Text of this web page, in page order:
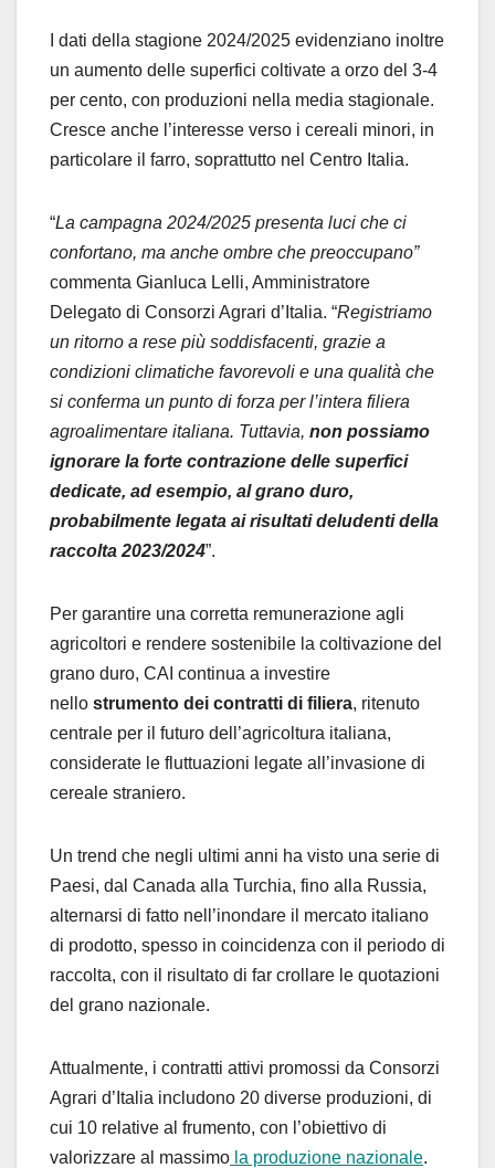
I dati della stagione 2024/2025 evidenziano inoltre
un aumento delle superfici coltivate a orzo del 3-4
per cento, con produzioni nella media stagionale.
Cresce anche l’interesse verso i cereali minori, in
particolare il farro, soprattutto nel Centro Italia.
“La campagna 2024/2025 presenta luci che ci
confortano, ma anche ombre che preoccupano”
commenta Gianluca Lelli, Amministratore
Delegato di Consorzi Agrari d’Italia. “Registriamo
un ritorno a rese più soddisfacenti, grazie a
condizioni climatiche favorevoli e una qualità che
si conferma un punto di forza per l’intera filiera
agroalimentare italiana. Tuttavia, non possiamo
ignorare la forte contrazione delle superfici
dedicate, ad esempio, al grano duro,
probabilmente legata ai risultati deludenti della
raccolta 2023/2024”.
Per garantire una corretta remunerazione agli
agricoltori e rendere sostenibile la coltivazione del
grano duro, CAI continua a investire
nello strumento dei contratti di filiera, ritenuto
centrale per il futuro dell’agricoltura italiana,
considerate le fluttuazioni legate all’invasione di
cereale straniero.
Un trend che negli ultimi anni ha visto una serie di
Paesi, dal Canada alla Turchia, fino alla Russia,
alternarsi di fatto nell’inondare il mercato italiano
di prodotto, spesso in coincidenza con il periodo di
raccolta, con il risultato di far crollare le quotazioni
del grano nazionale.
Attualmente, i contratti attivi promossi da Consorzi
Agrari d’Italia includono 20 diverse produzioni, di
cui 10 relative al frumento, con l’obiettivo di
valorizzare al massimo la produzione nazionale.